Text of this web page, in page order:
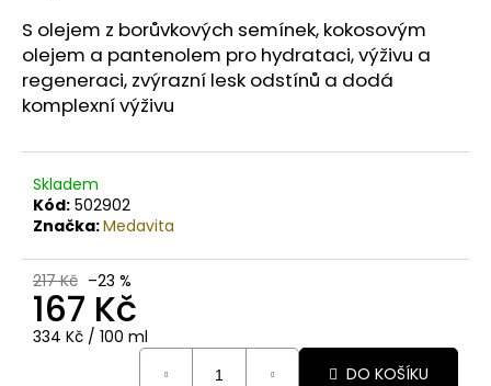
S olejem z borůvkových semínek, kokosovým
olejem a pantenolem pro hydrataci, výživu a
regeneraci, zvýrazní lesk odstínů a dodá
komplexní výživu
Skladem
Kód: 502902
Značka:Medavita
217 Kč –23 %
167 Kč
Měrná
334 Kč / 100 ml
DO KOŠÍKU
m
e
BODY
SIMONA
NASHI
PEAR
ORGANICKÉ
RUČNĚ
BAMBUCKÉ
MÁSLO
200ML
749